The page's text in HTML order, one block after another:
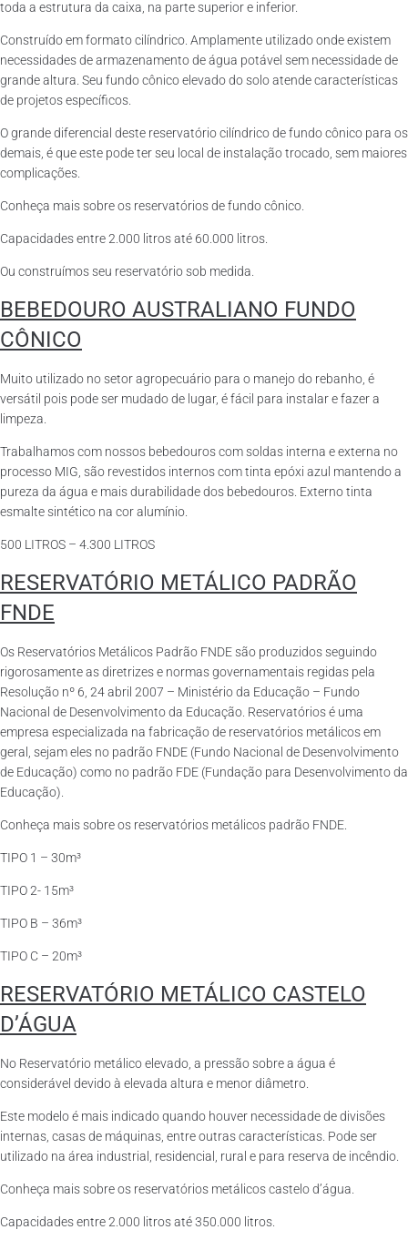
toda a estrutura da caixa, na parte superior e inferior.
Construído em formato cilíndrico. Amplamente utilizado onde existem
necessidades de armazenamento de água potável sem necessidade de
grande altura. Seu fundo cônico elevado do solo atende características
de projetos específicos.
O grande diferencial deste reservatório cilíndrico de fundo cônico para os
demais, é que este pode ter seu local de instalação trocado, sem maiores
complicações.
Conheça mais sobre os reservatórios de fundo cônico.
Capacidades entre 2.000 litros até 60.000 litros.
Ou construímos seu reservatório sob medida.
BEBEDOURO AUSTRALIANO FUNDO
CÔNICO
Muito utilizado no setor agropecuário para o manejo do rebanho, é
versátil pois pode ser mudado de lugar, é fácil para instalar e fazer a
limpeza.
Trabalhamos com nossos bebedouros com soldas interna e externa no
processo MIG, são revestidos internos com tinta epóxi azul mantendo a
pureza da água e mais durabilidade dos bebedouros. Externo tinta
esmalte sintético na cor alumínio.
500 LITROS – 4.300 LITROS
RESERVATÓRIO METÁLICO PADRÃO
FNDE
Os Reservatórios Metálicos Padrão FNDE são produzidos seguindo
rigorosamente as diretrizes e normas governamentais regidas pela
Resolução nº 6, 24 abril 2007 – Ministério da Educação – Fundo
Nacional de Desenvolvimento da Educação. Reservatórios é uma
empresa especializada na fabricação de reservatórios metálicos em
geral, sejam eles no padrão FNDE (Fundo Nacional de Desenvolvimento
de Educação) como no padrão FDE (Fundação para Desenvolvimento da
Educação).
Conheça mais sobre os reservatórios metálicos padrão FNDE.
TIPO 1 – 30m³
TIPO 2- 15m³
TIPO B – 36m³
TIPO C – 20m³
RESERVATÓRIO METÁLICO CASTELO
D’ÁGUA
No Reservatório metálico elevado, a pressão sobre a água é
considerável devido à elevada altura e menor diâmetro.
Este modelo é mais indicado quando houver necessidade de divisões
internas, casas de máquinas, entre outras características. Pode ser
utilizado na área industrial, residencial, rural e para reserva de incêndio.
Conheça mais sobre os reservatórios metálicos castelo d’água.
Capacidades entre 2.000 litros até 350.000 litros.